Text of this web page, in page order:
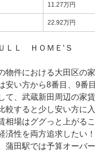
11.27万円
22.92万円
ＬＬ ＨＯＭＥ‘Ｓ
物件における大田区の
安い方から8番目、9番
て、武蔵新田周辺の家
較すると少し安い方に
相場はググっと上がる
済性を両方追求したい
蒲田駅では予算オーバー